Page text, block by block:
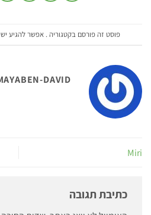
פוסט זה פורסם בקטגוריה . אפשר להגיע
DAVID
Miri
כתיבת תגובה